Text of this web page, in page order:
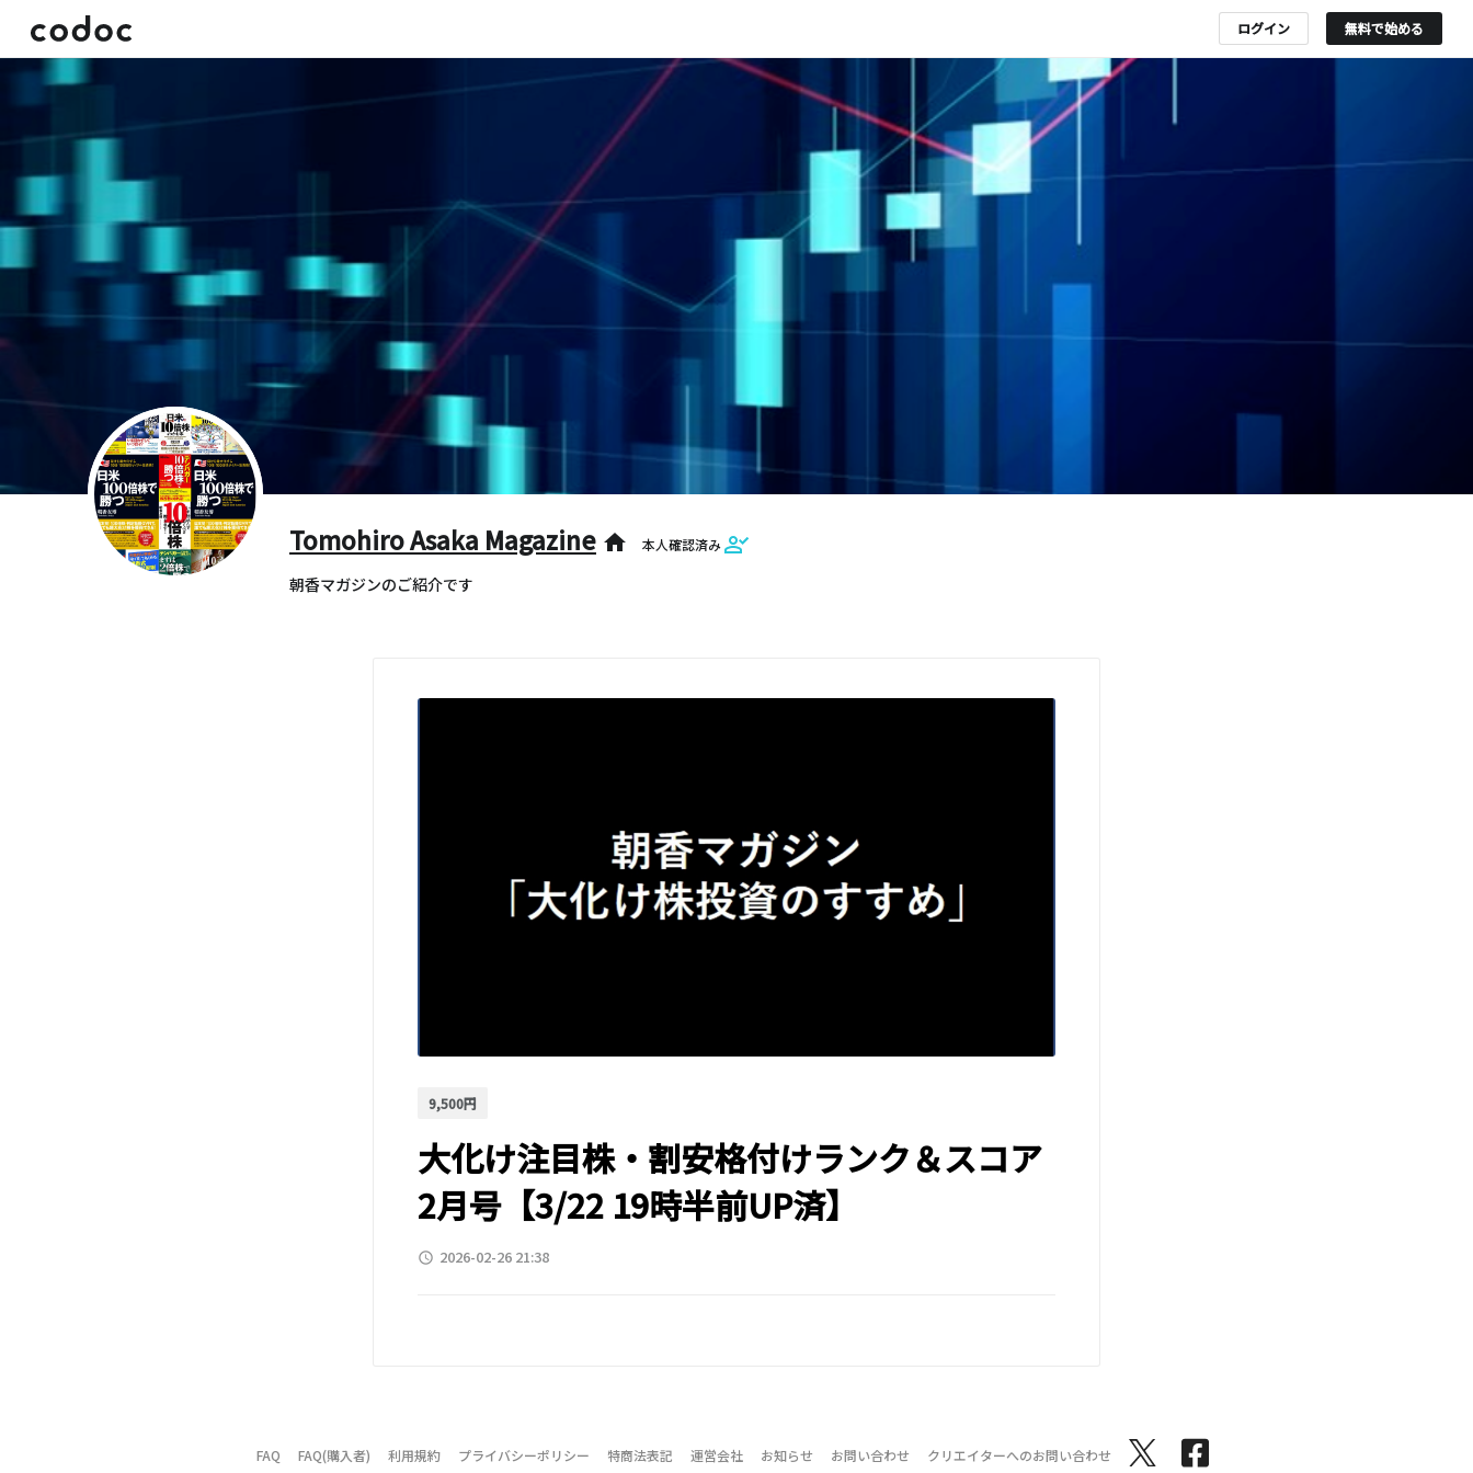
ログイン 無料で始める
Tomohiro Asaka Magazine home 本人確認済み
朝香マガジンのご紹介です
9,500円
大化け注目株・割安格付けランク＆スコア
2月号【3/22 19時半前UP済】
access_time 2026-02-26 21:38
FAQ FAQ(購入者) 利用規約 プライバシーポリシー 特商法表記 運営会社 お知らせ お問い合わせ クリエイターへのお問い合わせ